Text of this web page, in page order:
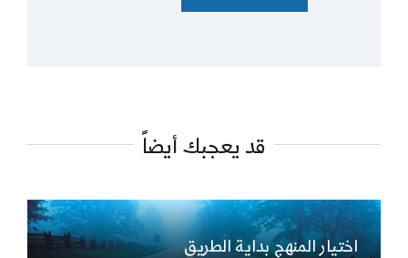
قد يعجبك أيضاً
اختيار المنهج بداية الطريق